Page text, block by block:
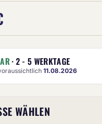
· 2 - 5 WERKTAGE
11.08.2026
WÄHLEN